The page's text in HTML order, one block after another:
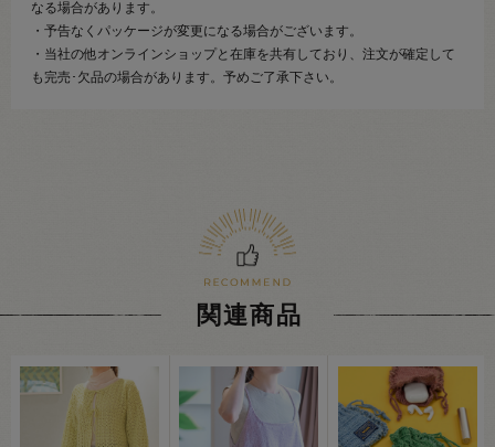
なる場合があります。
・予告なくパッケージが変更になる場合がございます。
・当社の他オンラインショップと在庫を共有しており、注文が確定して
も完売･欠品の場合があります。予めご了承下さい。
関連商品